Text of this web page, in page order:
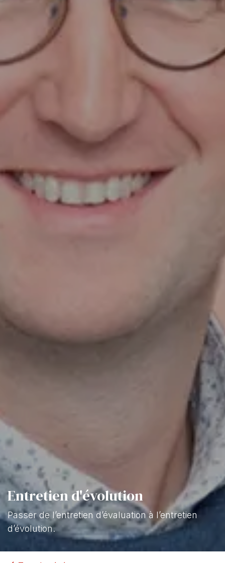
Entretien d'évolution
Passer de l’entretien d’évaluation à l’entretien
d’évolution.